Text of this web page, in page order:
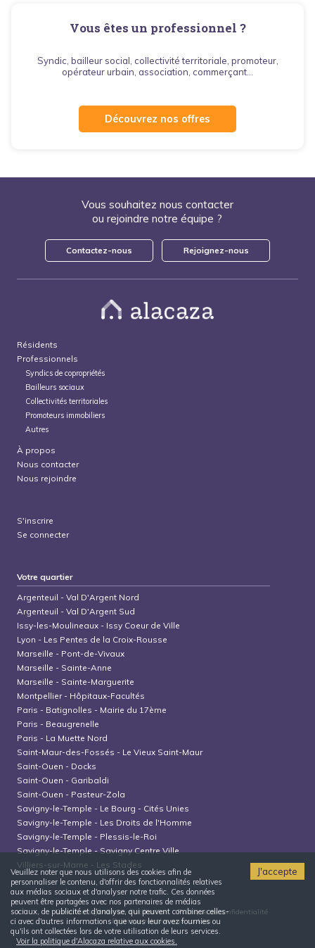
Vous êtes un professionnel ?
Syndic, bailleur social, collectivité territoriale, promoteur,
opérateur urbain, association, commerçant...
Découvrez nos offres
Vous souhaitez nous contacter
ou rejoindre notre équipe ?
Contactez-nous Rejoignez-nous
Résidents
Professionnels
Syndics de copropriétés
Bailleurs sociaux
Collectivités territoriales
Promoteurs immobiliers
Autres
À propos
Nous contacter
Nous rejoindre
S'inscrire
Se connecter
Votre quartier
Argenteuil -Val D'Argent Nord
Argenteuil -Val D'Argent Sud
Issy-les-Moulineaux - Issy Coeur de Ville
Lyon - Les Pentes de la Croix-Rousse
Marseille - Pont-de-Vivaux
Marseille - Sainte-Anne
Marseille - Sainte-Marguerite
Montpellier- Hôpitaux-Facultés
Paris - Batignolles - Mairie du 17ème
Paris - Beaugrenelle
Paris - La Muette Nord
Saint-Maur-des-Fossés - Le Vieux Saint-Maur
Saint-Ouen - Docks
Saint-Ouen - Garibaldi
Saint-Ouen - Pasteur-Zola
Savigny-le-Temple - Le Bourg - Cités Unies
Savigny-le-Temple - Les Droits de l'Homme
Savigny-le-Temple - Plessis-le-Roi
Savigny-le-Temple-Savigny Centre Ville
Villiers-sur-Marne - Les Stades
Conditions générales d'utilisation
Politique de confidentialité
Politique relative aux cookies
Veuillez noter que nous utilisons des cookies afin de
personnaliser le contenu, d'offrir des fonctionnalités relatives
aux médias sociaux et d'analyser notre trafic. Ces données
peuvent être partagées avec nos partenaires de médias
sociaux, de publicité et d'analyse, qui peuvent combiner celles-
ci avec d'autres informations que vous leur avez fournies ou
qu'ils ont collectées lors de votre utilisation de leurs services.
Voir la politique d'Alacaza relative aux cookies.
J'accepte